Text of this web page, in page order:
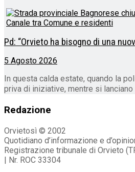
Pd: “Orvieto ha bisogno di una
5 Agosto 2026
In questa calda estate, quando la
priva di iniziative, mentre si
Redazione
Orvietosì © 2002
Quotidiano d’informazione e
Registrazione tribunale di Orvieto
| Nr. ROC 33304